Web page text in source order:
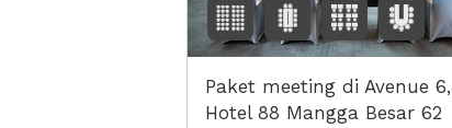
Paket meeting di Avenue 6,
Hotel 88 Mangga Besar 62